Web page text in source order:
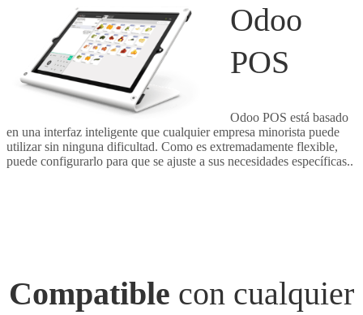
Odoo
POS
Odoo POS está basado
en una interfaz inteligente que cualquier empresa minorista puede
utilizar sin ninguna dificultad. Como es extremadamente flexible,
puede configurarlo para que se ajuste a sus necesidades específicas..
Compatible con cualquier